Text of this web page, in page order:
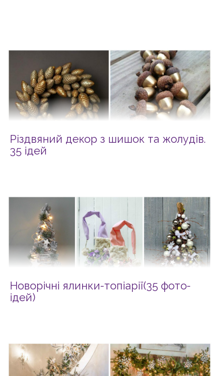
Різдвяний декор з шишок та жолудів.
35 ідей
Новорічні ялинки-топіарії(35 фото-
ідей)